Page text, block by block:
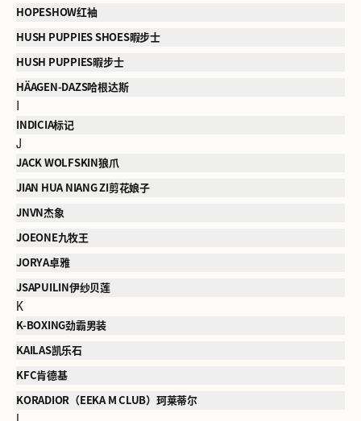
HOPESHOW红袖
HUSH PUPPIES SHOES暇步士
HUSH PUPPIES暇步士
HÄAGEN-DAZS哈根达斯
I
INDICIA标记
J
JACK WOLFSKIN狼爪
JIAN HUA NIANG ZI剪花娘子
JNVN杰象
JOEONE九牧王
JORYA卓雅
JSAPUILIN伊纱贝莲
K
K-BOXING劲霸男装
KAILAS凯乐石
KFC肯德基
KORADIOR（EEKA M CLUB）珂莱蒂尔